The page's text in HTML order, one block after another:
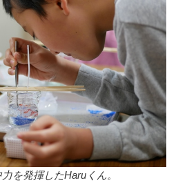
を発揮したHaruくん。